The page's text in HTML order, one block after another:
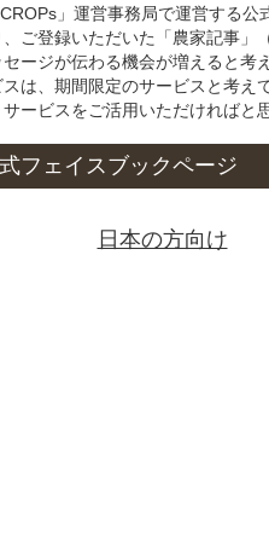
」運営事務局で運営する
ご登録いただいた「農家記事」
ージが伝わる機会が増えると考
は、期間限定のサービスと考え
ービスをご活用いただければと
フェイスブックページ
日本の方向け